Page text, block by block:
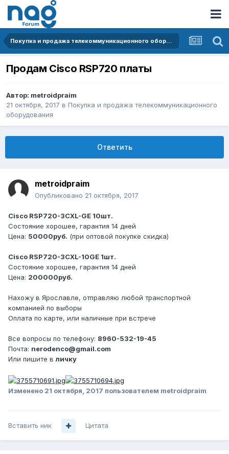
Покупка и продажа телекоммуникационного оборудования
Продам Cisco RSP720 платы
Автор: metroidpraim
21 октября, 2017 в Покупка и продажа телекоммуникационного
оборудования
Ответить
metroidpraim
Опубликовано 21 октября, 2017
Cisco RSP720-3CXL-GE 10шт.
Состояние хорошее, гарантия 14 дней
Цена: 50000руб. (при оптовой покупке скидка)
Cisco RSP720-3CXL-10GE 1шт.
Состояние хорошее, гарантия 14 дней
Цена: 200000руб.
Нахожу в Ярославле, отправляю любой транспортной
компанией по выборы
Оплата по карте, или наличные при встрече
Все вопросы по телефону: 8960-532-19-45
Почта: nerodenco@gmail.com
Или пишите вличку
Изменено 21 октября, 2017 пользователем metroidpraim
Вставить ник Цитата